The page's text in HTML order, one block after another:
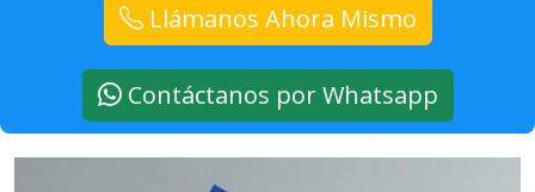
Llámanos Ahora Mismo
Contáctanos por Whatsapp